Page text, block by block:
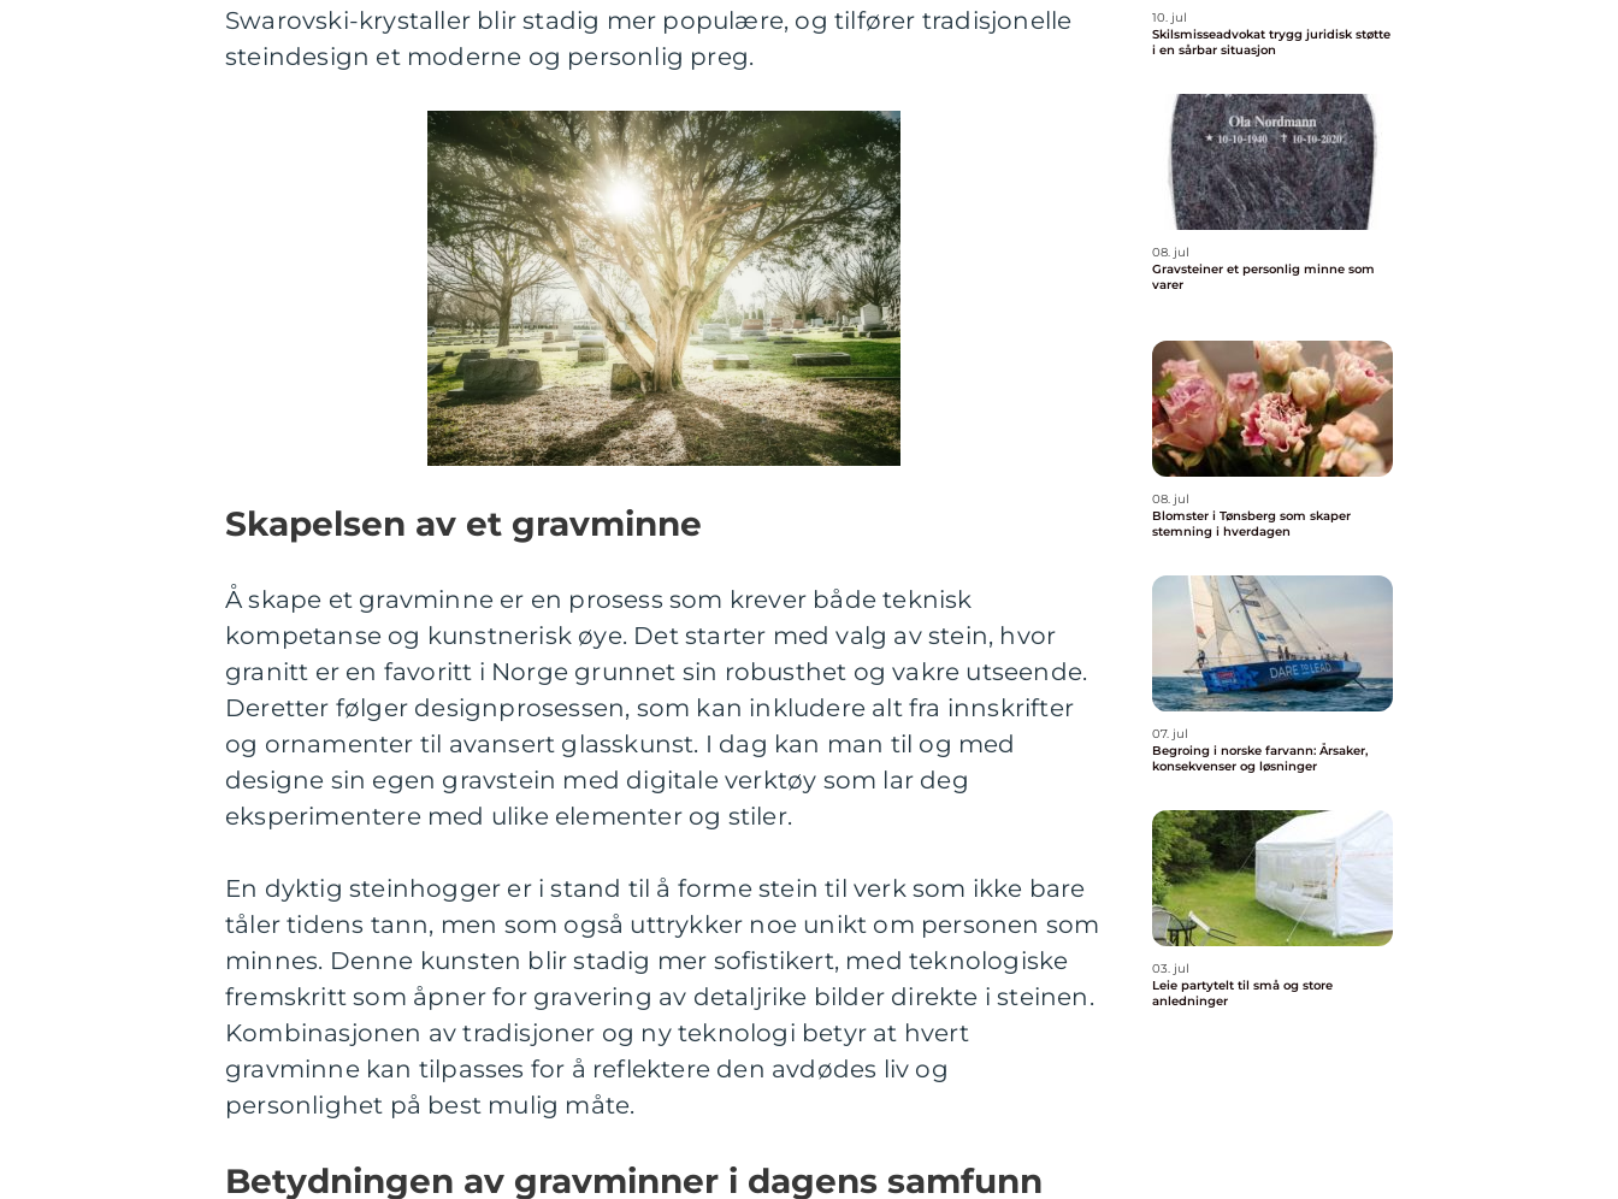
Swarovski-krystaller blir stadig mer populære, og tilfører tradisjonelle
steindesign et moderne og personlig preg.
Skapelsen av et gravminne
Å skape et gravminne er en prosess som krever både teknisk
kompetanse og kunstnerisk øye. Det starter med valg av stein, hvor
granitt er en favoritt i Norge grunnet sin robusthet og vakre utseende.
Deretter følger designprosessen, som kan inkludere alt fra innskrifter
og ornamenter til avansert glasskunst. I dag kan man til og med
designe sin egen gravstein med digitale verktøy som lar deg
eksperimentere med ulike elementer og stiler.
En dyktig steinhogger er i stand til å forme stein til verk som ikke bare
tåler tidens tann, men som også uttrykker noe unikt om personen som
minnes. Denne kunsten blir stadig mer sofistikert, med teknologiske
fremskritt som åpner for gravering av detaljrike bilder direkte i steinen.
Kombinasjonen av tradisjoner og ny teknologi betyr at hvert
gravminne kan tilpasses for å reflektere den avdødes liv og
personlighet på best mulig måte.
Betydningen av gravminner i dagens samfunn
10. jul
Skilsmisseadvokat trygg juridisk støtte
i en sårbar situasjon
08. jul
Gravsteiner et personlig minne som
varer
08. jul
Blomster i Tønsberg som skaper
stemning i hverdagen
07. jul
Begroing i norske farvann: Årsaker,
konsekvenser og løsninger
03. jul
Leie partytelt til små og store
anledninger